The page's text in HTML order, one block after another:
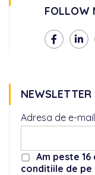
FOLLOW
NEWSLETTER
Adresa de e-mail
Am peste
conditiile de pe